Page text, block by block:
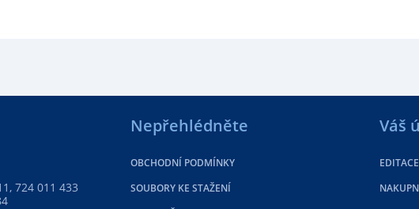
724 011 433
Nepřehlédněte
OBCHODNÍ PODMÍNKY
SOUBORY KE STAŽENÍ
Váš